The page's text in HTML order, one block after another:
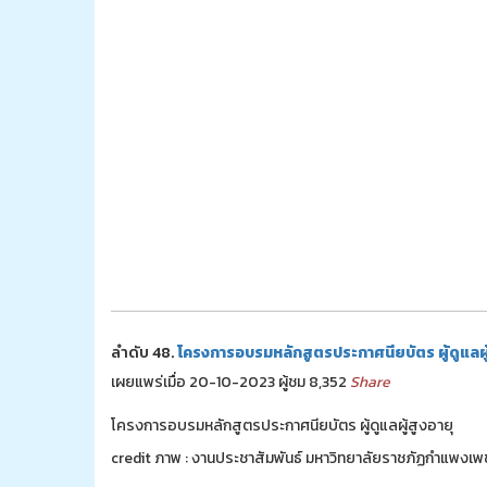
ลำดับ 48.โครงการอบรมหลักสูตรประกาศนียบัตร ผู้ดูแล
เผยแพร่เมื่อ 20-10-2023 ผู้ชม 8,352 Share
โครงการอบรมหลักสูตรประกาศนียบัตร ผู้ดูแลผู้สูงอายุ
credit ภาพ : งานประชาสัมพันธ์ มหาวิทยาลัยราชภัฏกำแพงเ